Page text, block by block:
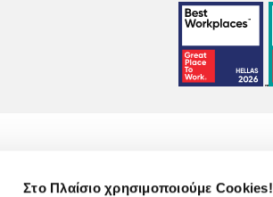
Στο Πλαίσιο χρησιμοποιούμε Cookies!